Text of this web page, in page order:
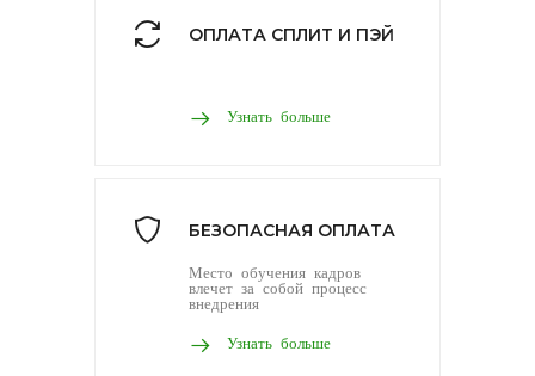
ОПЛАТА СПЛИТ И ПЭЙ
Узнать больше
БЕЗОПАСНАЯ ОПЛАТА
Место обучения кадров
влечет за собой процесс
внедрения
Узнать больше